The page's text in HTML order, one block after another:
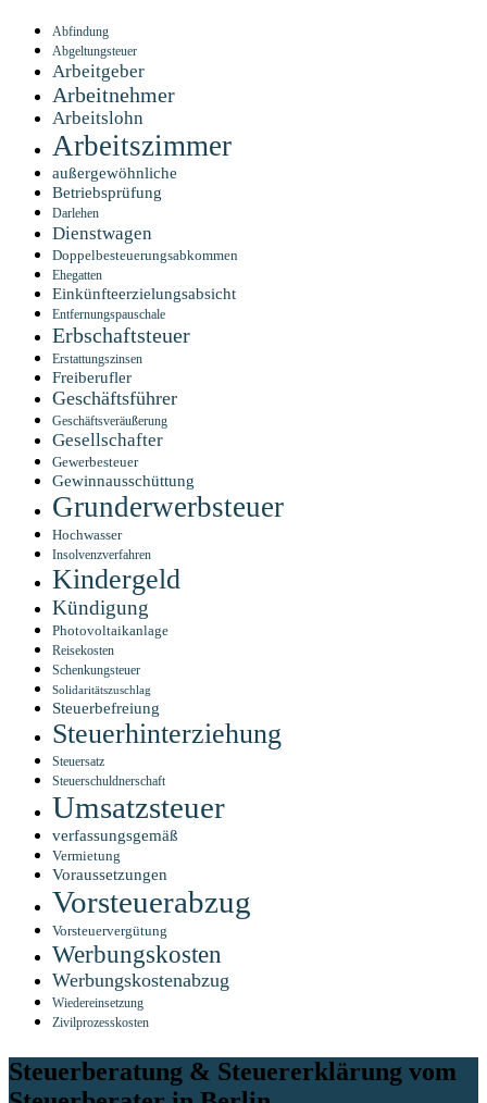
Abfindung
Abgeltungsteuer
Arbeitgeber
Arbeitnehmer
Arbeitslohn
Arbeitszimmer
außergewöhnliche
Betriebsprüfung
Darlehen
Dienstwagen
Doppelbesteuerungsabkommen
Ehegatten
Einkünfteerzielungsabsicht
Entfernungspauschale
Erbschaftsteuer
Erstattungszinsen
Freiberufler
Geschäftsführer
Geschäftsveräußerung
Gesellschafter
Gewerbesteuer
Gewinnausschüttung
Grunderwerbsteuer
Hochwasser
Insolvenzverfahren
Kindergeld
Kündigung
Photovoltaikanlage
Reisekosten
Schenkungsteuer
Solidaritätszuschlag
Steuerbefreiung
Steuerhinterziehung
Steuersatz
Steuerschuldnerschaft
Umsatzsteuer
verfassungsgemäß
Vermietung
Voraussetzungen
Vorsteuerabzug
Vorsteuervergütung
Werbungskosten
Werbungskostenabzug
Wiedereinsetzung
Zivilprozesskosten
Steuern & Recht vom Steuerberater M.
Steuerberatung & Steuererklärung vom